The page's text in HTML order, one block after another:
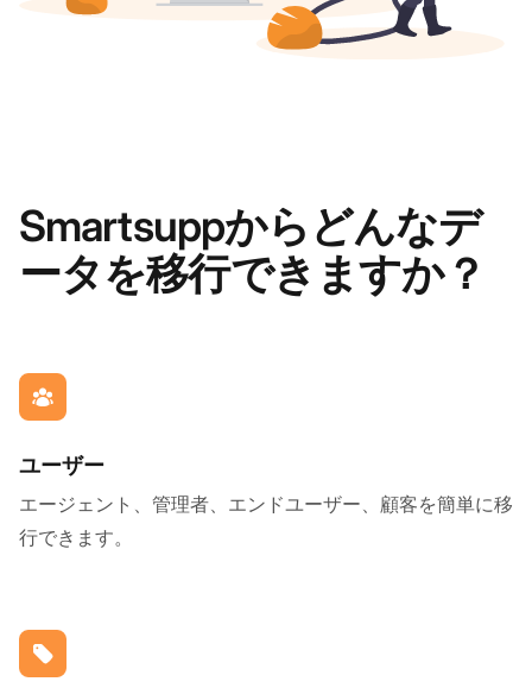
Smartsuppからどんなデ
ータを移行できますか？
ユーザー
エージェント、管理者、エンドユーザー、顧客を簡単に移
行できます。